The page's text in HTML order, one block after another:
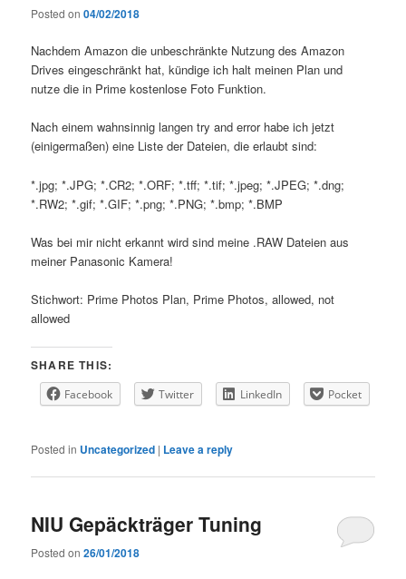
Posted on04/02/2018
Nachdem Amazon die unbeschränkte Nutzung des Amazon
Drives eingeschränkt hat, kündige ich halt meinen Plan und
nutze die in Prime kostenlose Foto Funktion.
Nach einem wahnsinnig langen try and error habe ich jetzt
(einigermaßen) eine Liste der Dateien, die erlaubt sind:
*.jpg; *.JPG; *.CR2; *.ORF; *.tff; *.tif; *.jpeg; *.JPEG; *.dng;
*.RW2; *.gif; *.GIF; *.png; *.PNG; *.bmp; *.BMP
Was bei mir nicht erkannt wird sind meine .RAW Dateien aus
meiner Panasonic Kamera!
Stichwort: Prime Photos Plan, Prime Photos, allowed, not
allowed
SHARE THIS:
Facebook Twitter LinkedIn Pocket
Posted in Uncategorized | Leave a reply
NIU Gepäckträger Tuning
Posted on26/01/2018